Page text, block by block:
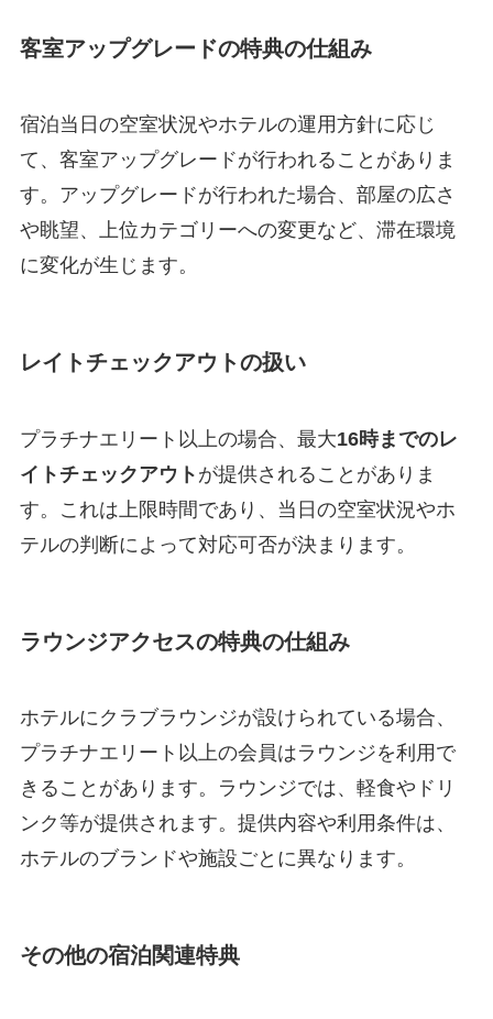
客室アップグレードの特典の仕組み
宿泊当日の空室状況やホテルの運用方針に応じ
て、客室アップグレードが行われることがありま
す。アップグレードが行われた場合、部屋の広さ
や眺望、上位カテゴリーへの変更など、滞在環境
に変化が生じます。
レイトチェックアウトの扱い
プラチナエリート以上の場合、最大16時までのレ
イトチェックアウト が提供されることがありま
す。これは上限時間であり、当日の空室状況やホ
テルの判断によって対応可否が決まります。
ラウンジアクセスの特典の仕組み
ホテルにクラブラウンジが設けられている場合、
プラチナエリート以上の会員はラウンジを利用で
きることがあります。ラウンジでは、軽食やドリ
ンク等が提供されます。提供内容や利用条件は、
ホテルのブランドや施設ごとに異なります。
その他の宿泊関連特典